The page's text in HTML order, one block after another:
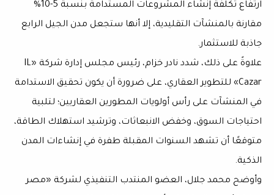
ارتفاع تكلفة إنشاء المشروعات المستدامة بنسبة 5-10%
مقارنة بالمنشآت التقليدية، إلا أنها ستجعل مدن الجيل الرابع
جاذبة للاستثمار.
علاوةً على ذلك، شدد نادر خزام، رئيس مجلس إدارة شركة «IL
Cazar» للتطوير العقاري، على ضرورة أن يكون تحقيق الاستدامة
في المنشآت على رأس أولويات المطورين العقاريين؛ لتلبية
احتياجات السوق، وخفض الانبعاثات، وترشيد استهلاك الطاقة،
متوقعًا أن تشهد السنوات المقبلة طفرة في إنشاءات المدن
الذكية.
وأوضح محمد جلال، العضو المنتدب التنفيذي لشركة «مصر